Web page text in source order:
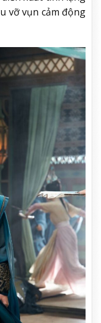
vỡ vụn cảm động